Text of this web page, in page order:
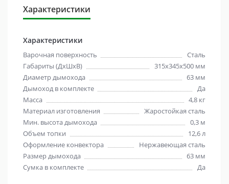
Характеристики
Характеристики
Варочная поверхность
Сталь
Габариты (ДхШхВ)
315х345х500 мм
Диаметр дымохода
63 мм
Дымоход в комплекте
Да
Масса
4,8 кг
Материал изготовления
Жаростойкая сталь
Мин. высота дымохода
0,3 м
Объем топки
12,6 л
Оформление конвектора
Нержавеющая сталь
Размер дымохода
63 мм
Сумка в комплекте
Да